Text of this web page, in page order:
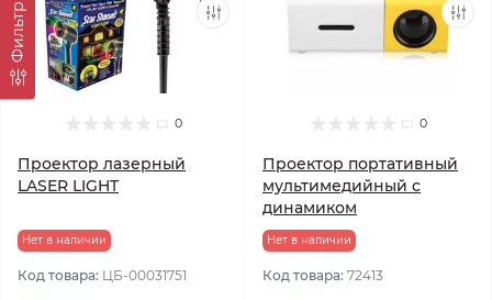
Фильтр
0
Проектор лазерный
LASER LIGHT
Нет в наличии
Код товара: ЦБ-00031751
0
Проектор портативный
мультимедийный с
динамиком
Нет в наличии
Код товара: 72413